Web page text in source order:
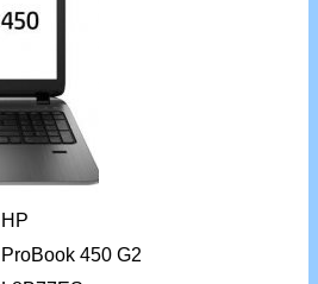
HP
ProBook 450 G2